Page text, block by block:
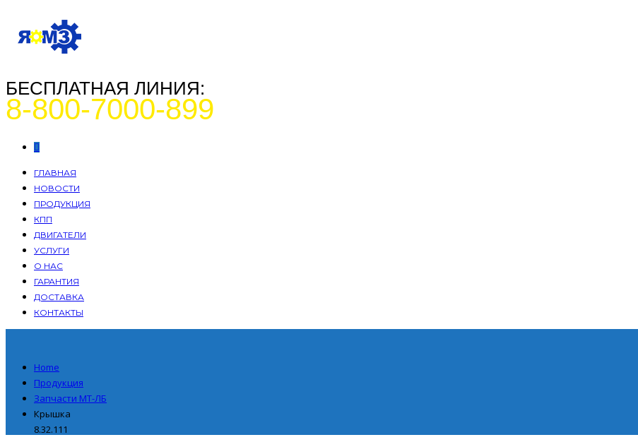
БЕСПЛАТНАЯ ЛИНИЯ:
8-800-7000-899
ГЛАВНАЯ
НОВОСТИ
ПРОДУКЦИЯ
КПП
ДВИГАТЕЛИ
УСЛУГИ
О НАС
ГАРАНТИЯ
ДОСТАВКА
КОНТАКТЫ
Home
Продукция
Запчасти МТ-ЛБ
Крышка
8.32.111